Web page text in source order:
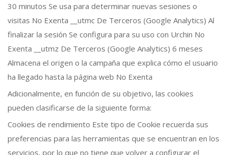
30 minutos Se usa para determinar nuevas sesiones o
visitas No Exenta __utmc De Terceros (Google Analytics) Al
finalizar la sesión Se configura para su uso con Urchin No
Exenta __utmz De Terceros (Google Analytics) 6 meses
Almacena el origen o la campaña que explica cómo el usuario
ha llegado hasta la página web No Exenta
Adicionalmente, en función de su objetivo, las cookies
pueden clasificarse de la siguiente forma:
Cookies de rendimiento Este tipo de Cookie recuerda sus
preferencias para las herramientas que se encuentran en los
servicios, por lo que no tiene que volver a configurar el